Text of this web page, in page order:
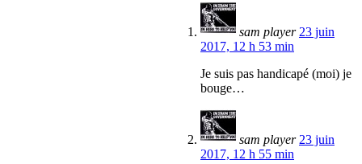
sam player 23 juin
2017, 12 h 53 min
Je suis pas handicapé (moi) je
bouge…
sam player 23 juin
2017, 12 h 55 min